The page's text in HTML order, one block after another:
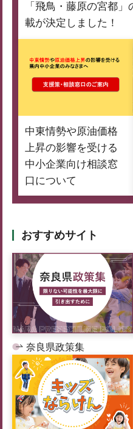
「飛鳥・藤原の宮都
載が決定しました！
中東情勢や原油価格
上昇の影響を受ける
中小企業向け相談窓
口について
おすすめサイト
奈良県政策集